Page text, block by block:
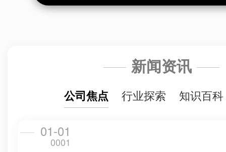
新闻资讯
公司焦点 行业探索 知识百科
01-01
0001